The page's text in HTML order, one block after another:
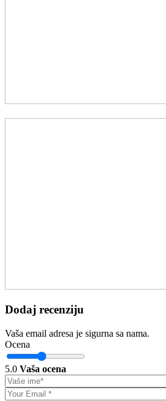
Dodaj recenziju
Vaša email adresa je sigurna sa nama.
Ocena
5.0 Vaša ocena